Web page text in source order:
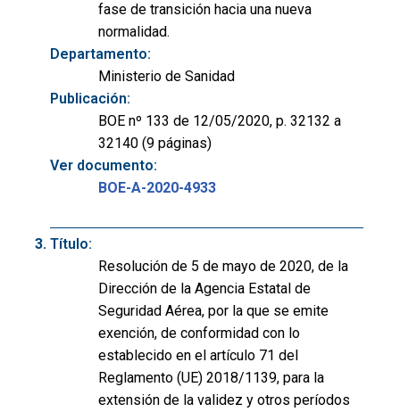
fase de transición hacia una nueva
normalidad.
Departamento:
Ministerio de Sanidad
Publicación:
BOE nº 133 de 12/05/2020, p. 32132 a
32140 (9 páginas)
Ver documento:
BOE-A-2020-4933
Título:
Resolución de 5 de mayo de 2020, de la
Dirección de la Agencia Estatal de
Seguridad Aérea, por la que se emite
exención, de conformidad con lo
establecido en el artículo 71 del
Reglamento (UE) 2018/1139, para la
extensión de la validez y otros períodos